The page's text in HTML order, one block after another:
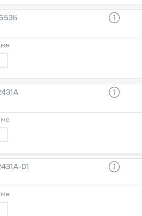
01